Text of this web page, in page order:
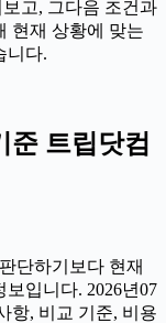
고, 그다음 조건과
현재 상황에 맞는
니다.
준 트립닷컴
단하기보다 현재
입니다. 2026년07
항, 비교 기준, 비용